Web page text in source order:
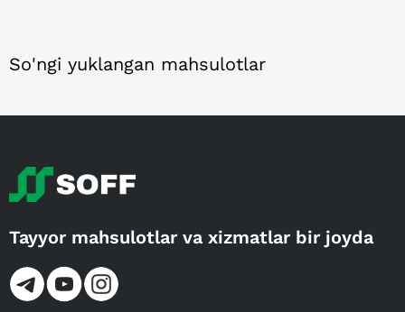
So'ngi yuklangan mahsulotlar
Tayyor mahsulotlar va xizmatlar bir joyda